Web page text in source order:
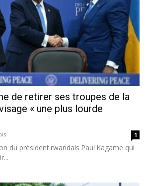
de retirer ses troupes de la
« une plus lourde
1
du président rwandais Paul Kagame qui